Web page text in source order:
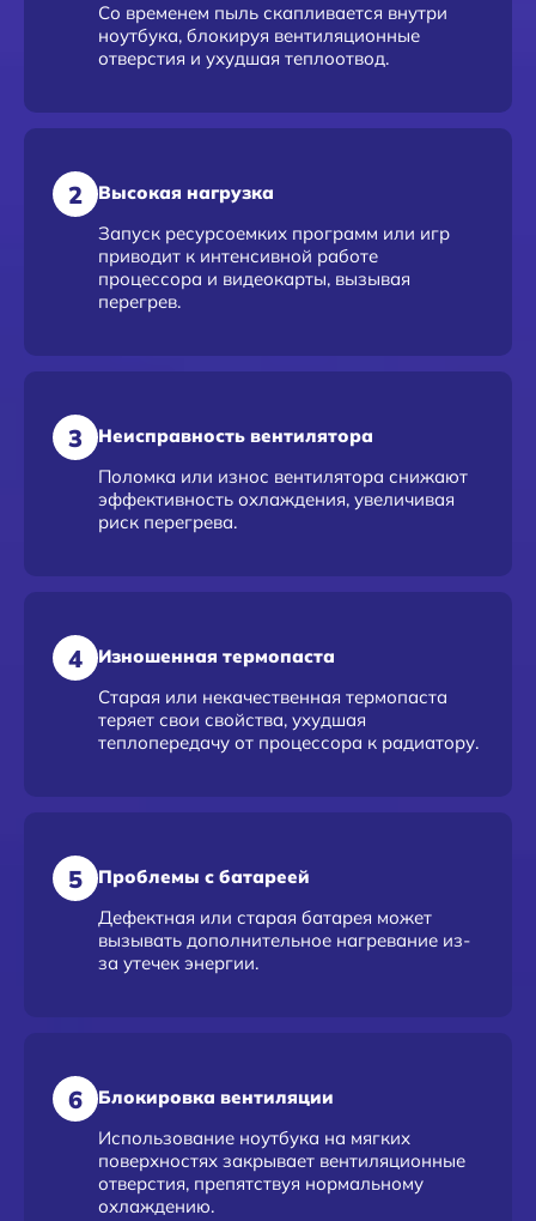
Со временем пыль скапливается внутри
ноутбука, блокируя вентиляционные
отверстия и ухудшая теплоотвод.
2
Высокая нагрузка
Запуск ресурсоемких программ или игр
приводит к интенсивной работе
процессора и видеокарты, вызывая
перегрев.
3
Неисправность вентилятора
Поломка или износ вентилятора снижают
эффективность охлаждения, увеличивая
риск перегрева.
4
Изношенная термопаста
Старая или некачественная термопаста
теряет свои свойства, ухудшая
теплопередачу от процессора к радиатору.
5
Проблемы с батареей
Дефектная или старая батарея может
вызывать дополнительное нагревание из-
за утечек энергии.
6
Блокировка вентиляции
Использование ноутбука на мягких
поверхностях закрывает вентиляционные
отверстия, препятствуя нормальному
охлаждению.